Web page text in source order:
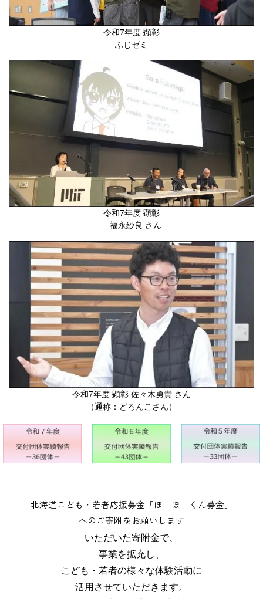
令和7年度 顕彰
ふじゼミ
令和7年度 顕彰
福永紗良 さん
令和7年度 顕彰 佐々木勇貴 さん
（通称：どろんこさん）
北海道こども・若者応援募金「ほーほーくん募金」
へのご寄附をお願いします
いただいた寄附金で、
事業を拡充し、
こども・若者の様々な体験活動に
活用させていただきます。